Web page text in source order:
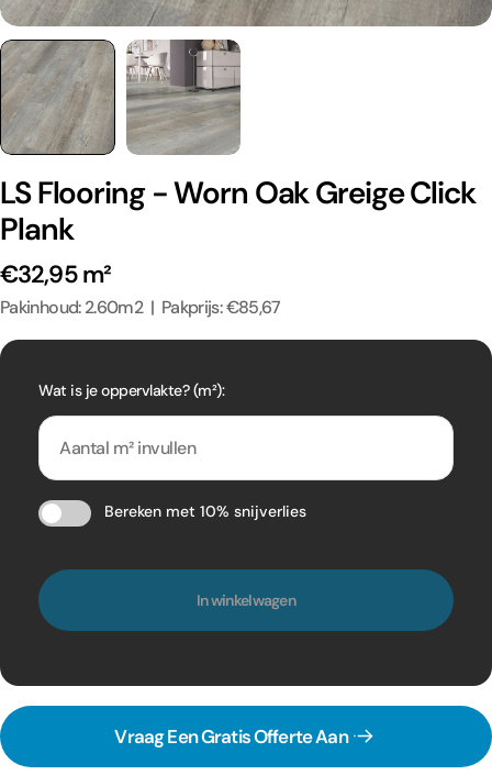
LS Flooring - Worn Oak Greige Click
Plank
€32,95 m²
Pakinhoud: 2.60m2 | Pakprijs: €85,67
Wat is je oppervlakte? (m²):
Bereken met 10% snijverlies
In winkelwagen
Vraag Een Gratis Offerte Aan